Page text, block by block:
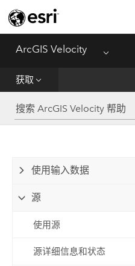
ArcGIS Velocity Menu
获取
入门
获取
分析
传播和通知
管理数据
参考资料
使用输入数据
源
使用源
源详细信息和状态